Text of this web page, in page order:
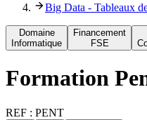
Big Data - Tableaux
Domaine
Informatique
Financement
FSE
Formation
REF : PENT